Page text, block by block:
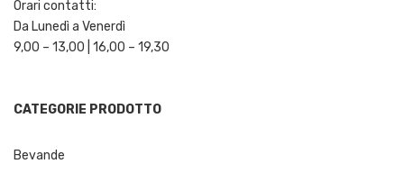
Orari contatti:
Da Lunedì a Venerdì
9,00 – 13,00 | 16,00 – 19,30
CATEGORIE PRODOTTO
Bevande